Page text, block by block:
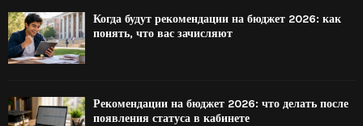
Когда будут рекомендации на бюджет 2026: как
понять, что вас зачисляют
Рекомендации на бюджет 2026: что делать после
появления статуса в кабинете